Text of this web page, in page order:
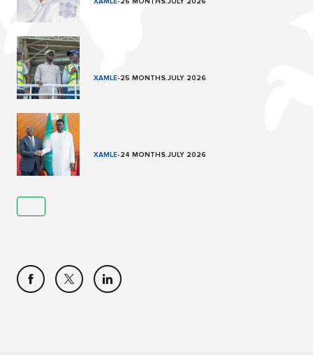
XAMLE-25 MONTHS.JULY 2026
XAMLE-24 MONTHS.JULY 2026